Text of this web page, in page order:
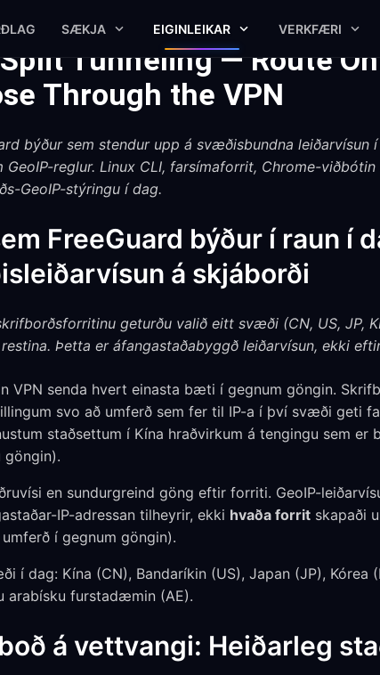
SÆKJA EIGINLEIKAR VERKFÆRI
Tunneling — Route
Through the VPN
býður sem stendur upp á svæðisbundna
GeoIP-reglur. Linux CLI, farsímaforrit, Chrome-
GeoIP-stýringu í dag.
FreeGuard býður í raun í
á skjáborði
geturðu valið eitt svæði (CN, US, JP,
Þetta er áfangastaðabyggð leiðarvísun, ekki
VPN senda hvert einasta bæti í gegnum göngin.
svo að umferð sem fer til IP-a í því svæði geti
staðsettum í Kína hraðvirkum á tengingu sem er
göngin).
en sundurgreind göng eftir forriti. GeoIP-
IP-adressan tilheyrir, ekki hvaða forrit skapaði
í gegnum göngin).
í dag: Kína (CN), Bandaríkin (US), Japan (JP), Kórea
arabísku furstadæmin (AE).
á vettvangi: Heiðarleg